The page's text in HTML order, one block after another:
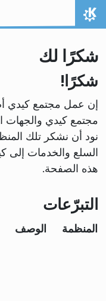
تخط المحتوى
الصفحة الرئيسة
شكرًا لك
شكرًا!
إن عمل مجتمع كيدي
مجتمع كيدي والجهات
نود أن نشكر تلك
السلع والخدمات إلى
هذه الصفحة.
التبرّعات
المنظمة الوصف